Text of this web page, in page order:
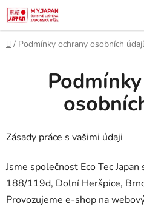
Přejít
na
obsah
Domů
/ Podmínky ochrany osobních
Zásady práce s vašimi údaji
Jsme společnost Eco Tec Japan
188/119d, Dolní Heršpice,
Provozujeme e-shop na